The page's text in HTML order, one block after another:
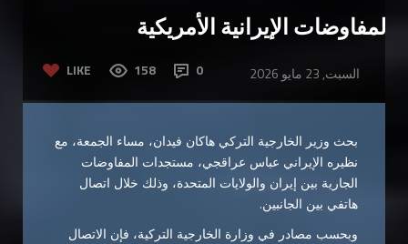
المفاوضات الإيرانية الأمريكية
LIKE 158 0 السبت, 23 مايو 2026
بحث وزير الخارجية التركي هاكان فيدان، مساء الجمعة، مع
نظيره الإيراني عباس عراقجي، مستجدات المفاوضات
الجارية بين إيران والولايات المتحدة، وذلك خلال اتصال
هاتفي بين الجانبين.
وبحسب مصادر في وزارة الخارجية التركية، فإن الاتصال